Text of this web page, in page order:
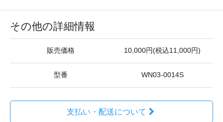
その他の詳細情報
販売価格 10,000円(税込11,000円)
型番 WN03-0014S
支払い・配送について